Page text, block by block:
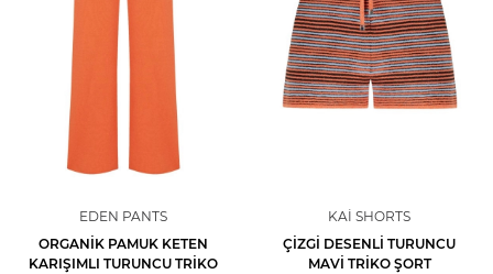
EDEN PANTS
ORGANIK PAMUK KETEN
KARIŞIMLI TURUNCU TRIKO
KAI SHORTS
ÇIZGI DESENLI TURUNCU
MAVI TRIKO ŞORT